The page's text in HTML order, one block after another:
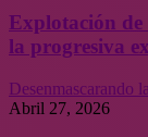
Explotación
la progresiva
Desenmascarando
Abril 27, 2026